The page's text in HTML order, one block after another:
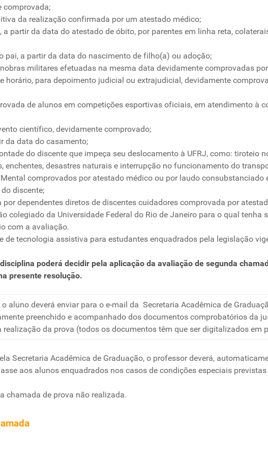
comprovada;
da realização confirmada por um atestado médico;
partir da data do atestado de óbito, por parentes em linha reta,
pai, a partir da data do nascimento de filho(a) ou adoção;
militares efetuadas na mesma data devidamente comprovadas
horário, para depoimento judicial ou extrajudicial, devidamente
de alunos em competições esportivas oficiais, em atendimento à
científico, devidamente comprovado;
da data do casamento;
do discente que impeça seu deslocamento à UFRJ, como: tiroteio
enchentes, desastres naturais e interrupção no funcionamento do
comprovados por atestado médico ou por laudo
discente;
dependentes diretos de discentes cuidadores comprovada por
colegiado da Universidade Federal do Rio de Janeiro para o qual tenha
com a avaliação.
de tecnologia assistiva para estudantes enquadrados pela legislação
poderá decidir pela aplicação da avaliação de segunda
presente resolução.
aluno deverá enviar para o e-mail da Secretaria Acadêmica de
preenchido e acompanhado dos documentos comprobatórios da
realização da prova (todos os documentos têm que ser digitalizados em
Secretaria Acadêmica de Graduação, o professor deverá,
aos alunos enquadrados nos casos de condições especiais
chamada de prova não realizada.